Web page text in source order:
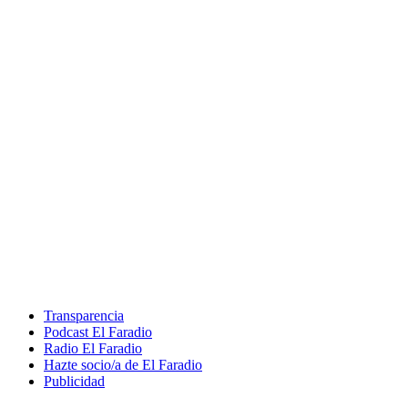
Transparencia
Podcast El Faradio
Radio El Faradio
Hazte socio/a de El Faradio
Publicidad